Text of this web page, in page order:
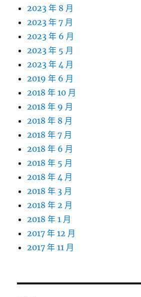
2023 年 8 月
2023 年 7 月
2023 年 6 月
2023 年 5 月
2023 年 4 月
2019 年 6 月
2018 年 10 月
2018 年 9 月
2018 年 8 月
2018 年 7 月
2018 年 6 月
2018 年 5 月
2018 年 4 月
2018 年 3 月
2018 年 2 月
2018 年 1 月
2017 年 12 月
2017 年 11 月